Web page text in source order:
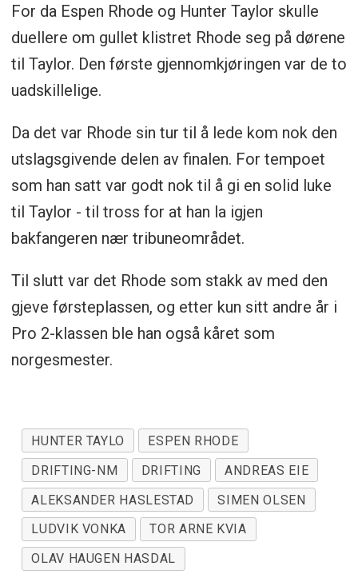
For da Espen Rhode og Hunter Taylor skulle
duellere om gullet klistret Rhode seg på dørene
til Taylor. Den første gjennomkjøringen var de to
uadskillelige.
Da det var Rhode sin tur til å lede kom nok den
utslagsgivende delen av finalen. For tempoet
som han satt var godt nok til å gi en solid luke
til Taylor - til tross for at han la igjen
bakfangeren nær tribuneområdet.
Til slutt var det Rhode som stakk av med den
gjeve førsteplassen, og etter kun sitt andre år i
Pro 2-klassen ble han også kåret som
norgesmester.
HUNTER TAYLO
ESPEN RHODE
DRIFTING-NM
DRIFTING
ANDREAS EIE
ALEKSANDER HASLESTAD
SIMEN OLSEN
LUDVIK VONKA
TOR ARNE KVIA
OLAV HAUGEN HASDAL